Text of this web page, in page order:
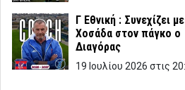
Γ Εθνική : Συνεχίζει με
Χοσάδα στον πάγκο ο
Διαγόρας
19 Ιουλίου 2026 στις